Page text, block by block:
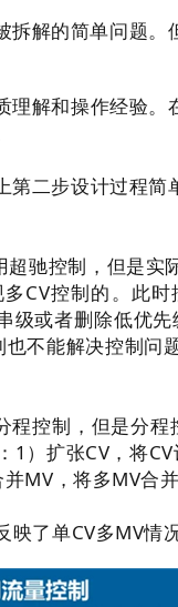
拆解的简单问题
理解和操作经验
第二步设计过程
驰控制，但是
CV控制的。此
级或者删除低优
不能解决控制
程控制，但是分
：1）扩张CV，将
并MV，将多MV合
了单CV多MV情